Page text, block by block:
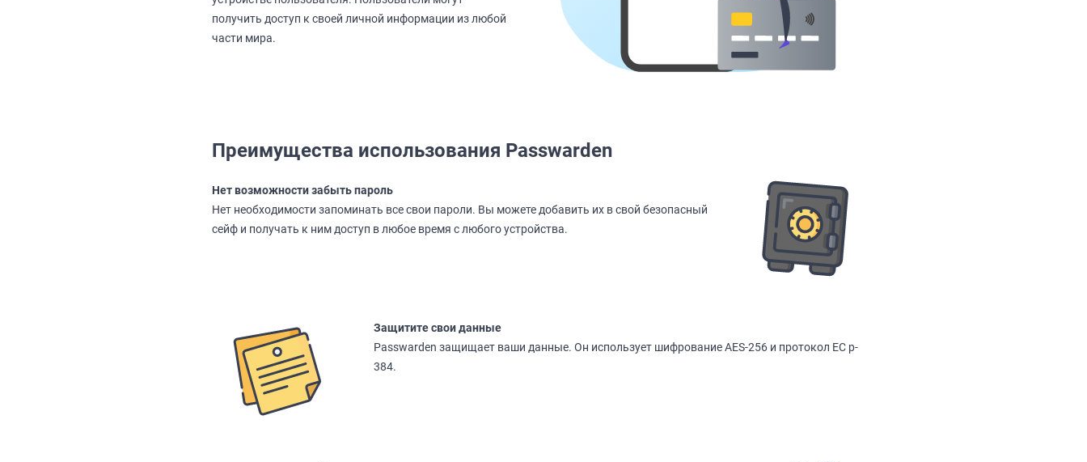
получить доступ к своей личной информации из любой
части мира.
Преимущества использования Passwarden
Нет возможности забыть пароль
Нет необходимости запоминать все свои пароли. Вы можете добавить их в свой безопасный
сейф и получать к ним доступ в любое время с любого устройства.
Защитите свои данные
Passwarden защищает ваши данные. Он использует шифрование AES-256 и протокол EC p-
384.